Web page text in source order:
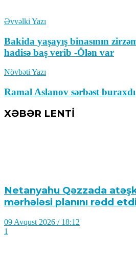
Əvvəlki Yazı
Bakida yaşayış binasının
hadisə baş verib -Ölən var
Növbəti Yazı
Ramal Aslanov sərbəst buraxdı
XƏBƏR LENTİ
Netanyahu Qəzzada
mərhələsi planını rədd
09 Avqust 2026 / 18:12
1